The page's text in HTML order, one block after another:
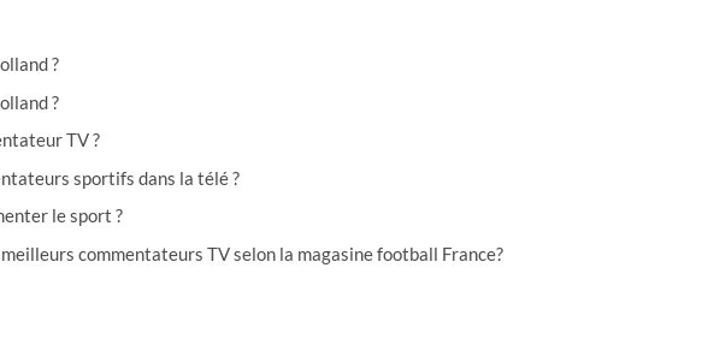
?
?
TV ?
sportifs dans la télé ?
le sport ?
commentateurs TV selon la magasine football France?